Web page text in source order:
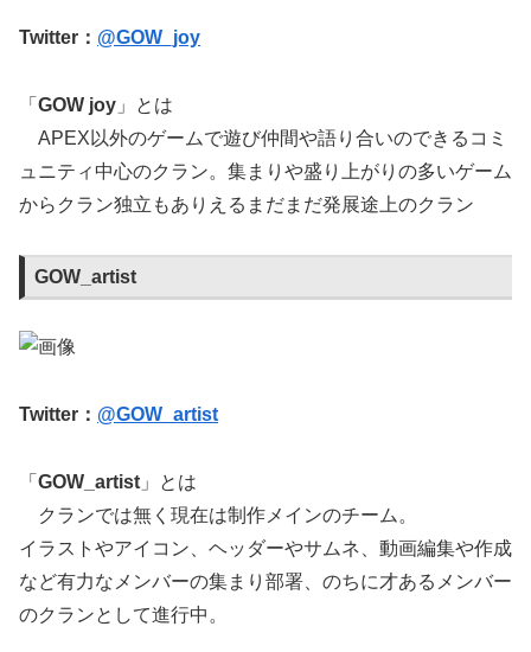
Twitter： @GOW_joy
「 GOW joy 」とは
APEX以外のゲームで遊び仲間や語り合いのできるコミ
ュニティ中心のクラン。集まりや盛り上がりの多いゲーム
からクラン独立もありえるまだまだ発展途上のクラン
GOW_artist
Twitter： @GOW_artist
「 GOW_artist 」とは
クランでは無く現在は制作メインのチーム。
イラストやアイコン、ヘッダーやサムネ、動画編集や作成
など有力なメンバーの集まり部署、のちに才あるメンバー
のクランとして進行中。